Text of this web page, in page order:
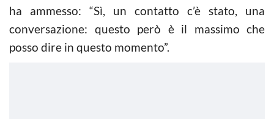
ha ammesso: “Sì, un contatto c’è stato, una
conversazione: questo però è il massimo che
posso dire in questo momento”.